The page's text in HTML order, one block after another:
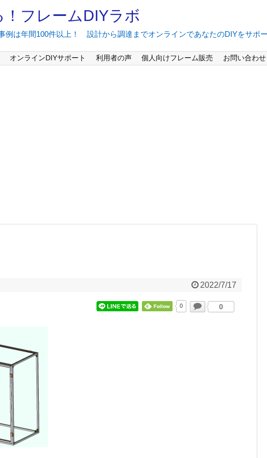
フレームDIYラボ
例は年間100件以上！ 設計から調達までオンラインであなたのDIYをサポ
オンラインDIYサポート 利用者の声 個人向けフレーム販売 お問い合わせ
2022/7/17
0 0